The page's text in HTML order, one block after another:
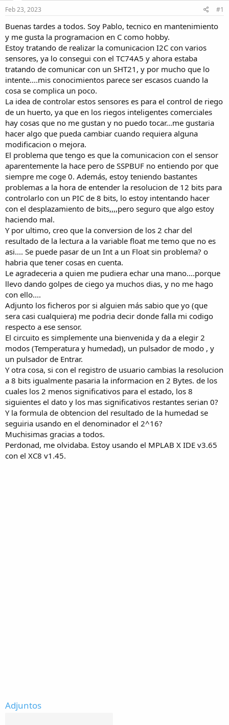
Feb 23, 2023 #1
Buenas tardes a todos. Soy Pablo, tecnico en mantenimiento
y me gusta la programacion en C como hobby.
Estoy tratando de realizar la comunicacion I2C con varios
sensores, ya lo consegui con el TC74A5 y ahora estaba
tratando de comunicar con un SHT21, y por mucho que lo
intente....mis conocimientos parece ser escasos cuando la
cosa se complica un poco.
La idea de controlar estos sensores es para el control de riego
de un huerto, ya que en los riegos inteligentes comerciales
hay cosas que no me gustan y no puedo tocar...me gustaria
hacer algo que pueda cambiar cuando requiera alguna
modificacion o mejora.
El problema que tengo es que la comunicacion con el sensor
aparentemente la hace pero de SSPBUF no entiendo por que
siempre me coge 0. Además, estoy teniendo bastantes
problemas a la hora de entender la resolucion de 12 bits para
controlarlo con un PIC de 8 bits, lo estoy intentando hacer
con el desplazamiento de bits,,,,pero seguro que algo estoy
haciendo mal.
Y por ultimo, creo que la conversion de los 2 char del
resultado de la lectura a la variable float me temo que no es
asi.... Se puede pasar de un Int a un Float sin problema? o
habria que tener cosas en cuenta.
Le agradeceria a quien me pudiera echar una mano....porque
llevo dando golpes de ciego ya muchos dias, y no me hago
con ello....
Adjunto los ficheros por si alguien más sabio que yo (que
sera casi cualquiera) me podria decir donde falla mi codigo
respecto a ese sensor.
El circuito es simplemente una bienvenida y da a elegir 2
modos (Temperatura y humedad), un pulsador de modo , y
un pulsador de Entrar.
Y otra cosa, si con el registro de usuario cambias la resolucion
a 8 bits igualmente pasaria la informacion en 2 Bytes. de los
cuales los 2 menos significativos para el estado, los 8
siguientes el dato y los mas significativos restantes serian 0?
Y la formula de obtencion del resultado de la humedad se
seguiria usando en el denominador el 2^16?
Muchisimas gracias a todos.
Perdonad, me olvidaba. Estoy usando el MPLAB X IDE v3.65
con el XC8 v1.45.
Adjuntos